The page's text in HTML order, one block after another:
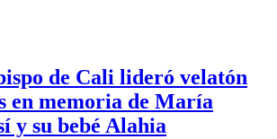
de Cali lideró velatón
en memoria de María
y su bebé Alahia